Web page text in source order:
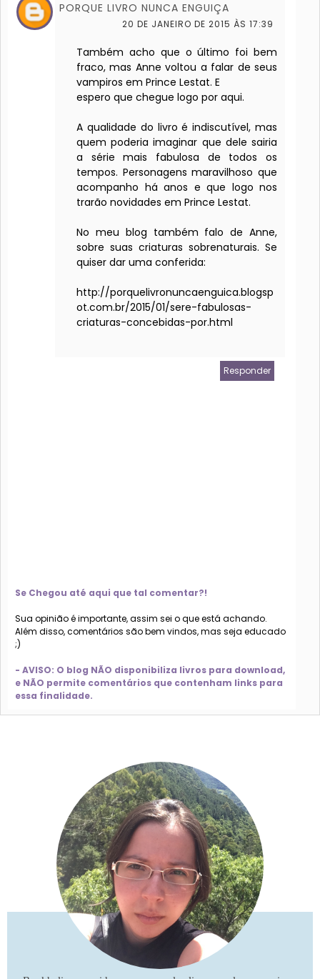
PORQUE LIVRO NUNCA ENGUIÇA
20 DE JANEIRO DE 2015 ÀS 17:39
Também acho que o último foi bem
fraco, mas Anne voltou a falar de seus
vampiros em Prince Lestat. E
espero que chegue logo por aqui.
A qualidade do livro é indiscutível, mas
quem poderia imaginar que dele sairia
a série mais fabulosa de todos os
tempos. Personagens maravilhoso que
acompanho há anos e que logo nos
trarão novidades em Prince Lestat.
No meu blog também falo de Anne,
sobre suas criaturas sobrenaturais. Se
quiser dar uma conferida:
http://porquelivronuncaenguica.blogsp
ot.com.br/2015/01/sere-fabulosas-
criaturas-concebidas-por.html
Responder
Se Chegou até aqui que tal comentar?!
Sua opinião é importante, assim sei o que está achando.
Além disso, comentários são bem vindos, mas seja educado
;)
- AVISO: O blog NÃO disponibiliza livros para download,
e NÃO permite comentários que contenham links para
essa finalidade.